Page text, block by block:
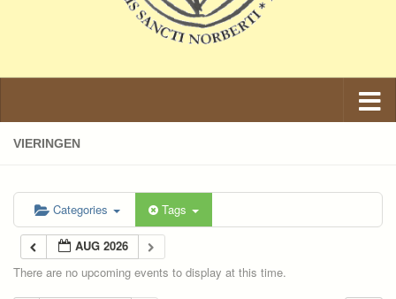
VIERINGEN
Categories Tags
AUG 2026
There are no upcoming events to display at this time.